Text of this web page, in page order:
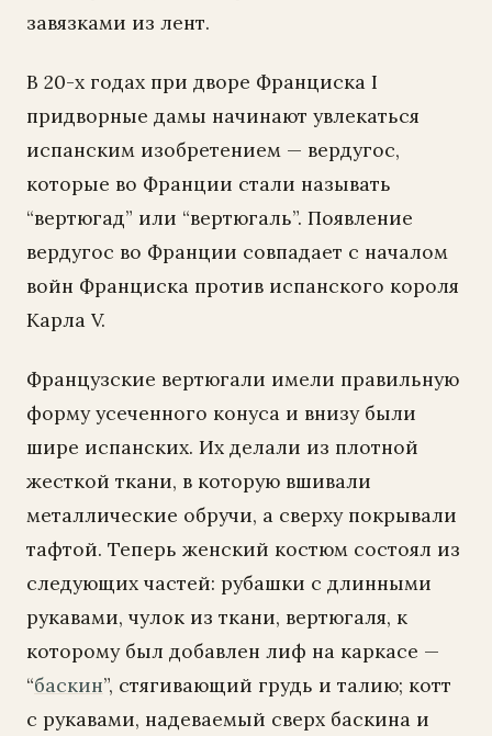
завязками из лент.
В 20-х годах при дворе Франциска I
придворные дамы начинают увлекаться
испанским изобретением — вердугос,
которые во Франции стали называть
“вертюгад” или “вертюгаль”. Появление
вердугос во Франции совпадает с началом
войн Франциска против испанского короля
Карла V.
Французские вертюгали имели правильную
форму усеченного конуса и внизу были
шире испанских. Их делали из плотной
жесткой ткани, в которую вшивали
металлические обручи, а сверху покрывали
тафтой. Теперь женский костюм состоял из
следующих частей: рубашки с длинными
рукавами, чулок из ткани, вертюгаля, к
которому был добавлен лиф на каркасе —
“баскин”, стягивающий грудь и талию; котт
с рукавами, надеваемый сверх баскина и